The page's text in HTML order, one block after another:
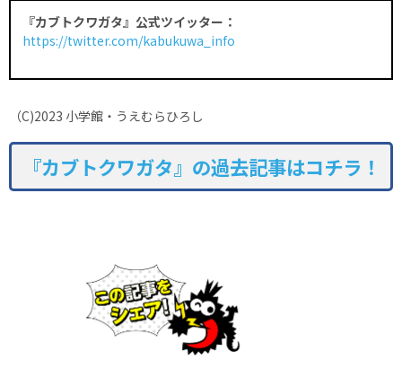
『カブトクワガタ』公式ツイッター：
https://twitter.com/kabukuwa_info
（C)2023 小学館・うえむらひろし
『カブトクワガタ』の過去記事はコチラ！